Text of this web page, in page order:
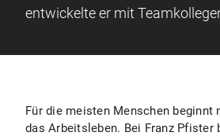
entwickelte er mit
Für die meisten Menschen beginnt
das Arbeitsleben. Bei Franz Pfister